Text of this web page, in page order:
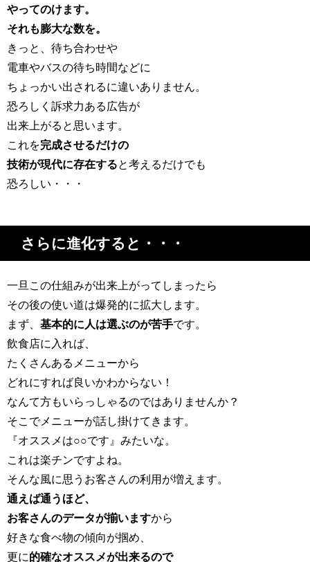
やってのけます。
それも膨大な数を。
きっと、待ち合わせや
電車やバスの待ち時間などに
ちょっかい出されるに違いありません。
恐ろしく訴求力ある広告が
出来上がると思います。
これを完成させるだけの
技術が現代に存在する と考えるだけでも
恐ろしい・・・
さらに進化すると・・・
一旦この仕組みが出来上がってしまったら
その後の使い道は爆発的に拡大します。
まず、 基本的に人は選ぶのが苦手です。
飲食店に入れば、
たくさんあるメニューから
どれにすれば良いかわからない！
なんて方もいらっしゃるのではありませんか？
そこでメニューが話し掛けてきます。
『オススメは○○です』みたいな。
これは楽チンですよね。
そんな風に思うお客さんの利用が増えます。
通えば通うほど、
お客さんのデータが揃いますから
好きな食べ物の傾向が掴め、
更に的確なオススメが出来るので